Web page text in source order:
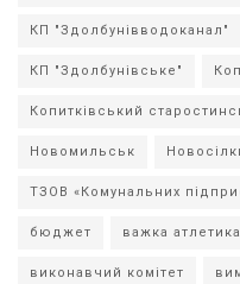
КП "Здолбунівводоканал"
КП "Здолбунівське"
Копитківський
Новомильськ
ТЗОВ «Комунальних
бюджет важка атлетика
виконавчий комітет